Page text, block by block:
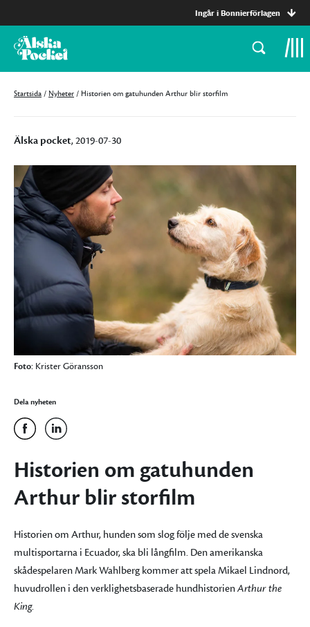
Ingår i Bonnierförlagen
Startsida / Nyheter / Historien om gatuhunden Arthur blir storfilm
Älska pocket, 2019-07-30
Foto: Krister Göransson
Dela nyheten
Historien om gatuhunden
Arthur blir storfilm
Historien om Arthur, hunden som slog följe med de svenska
multisportarna i Ecuador, ska bli långfilm. Den amerikanska
skådespelaren Mark Wahlberg kommer att spela Mikael Lindnord,
huvudrollen i den verklighetsbaserade hundhistorienArthur the
King.